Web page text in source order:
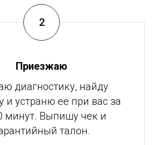
Приезжаю
диагностику, найду
и устраню её при вас за
минут. Выпишу чек и
талон.